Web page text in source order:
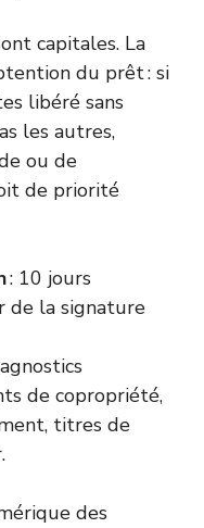
capitales. La
du prêt : si
libéré sans
les autres,
ou de
de priorité
: 10 jours
de la signature
de copropriété,
titres de
des